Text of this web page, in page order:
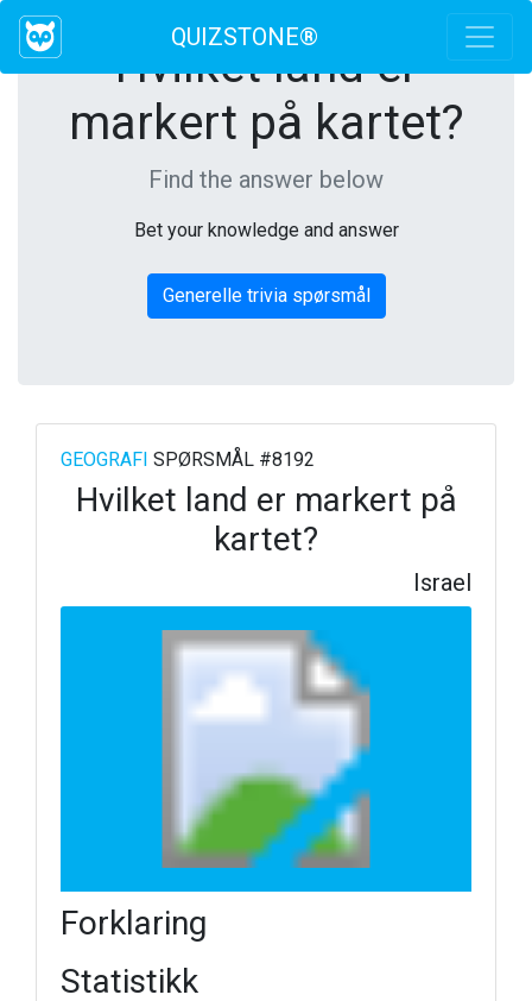
QUIZSTONE®
Hvilket land er
markert på kartet?
Find the answer below
Bet your knowledge and answer
Generelle trivia spørsmål
GEOGRAFI SPØRSMÅL #8192
Hvilket land er markert på
kartet?
Israel
Forklaring
Statistikk